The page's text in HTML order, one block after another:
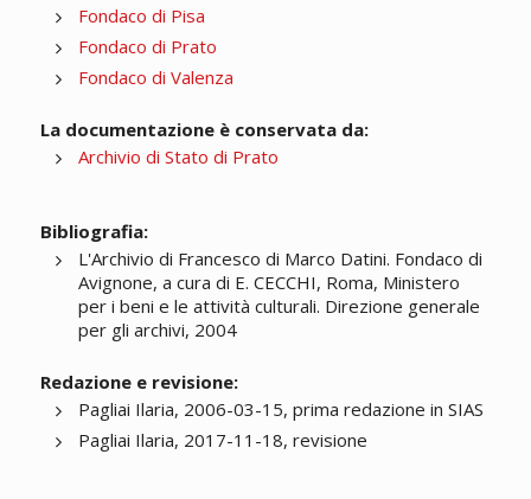
Fondaco di Pisa
Fondaco di Prato
Fondaco di Valenza
La documentazione è conservata da:
Archivio di Stato di Prato
Bibliografia:
L'Archivio di Francesco di Marco Datini. Fondaco di
Avignone, a cura di E. CECCHI, Roma, Ministero
per i beni e le attività culturali. Direzione generale
per gli archivi, 2004
Redazione e revisione:
Pagliai Ilaria, 2006-03-15, prima redazione in SIAS
Pagliai Ilaria, 2017-11-18, revisione